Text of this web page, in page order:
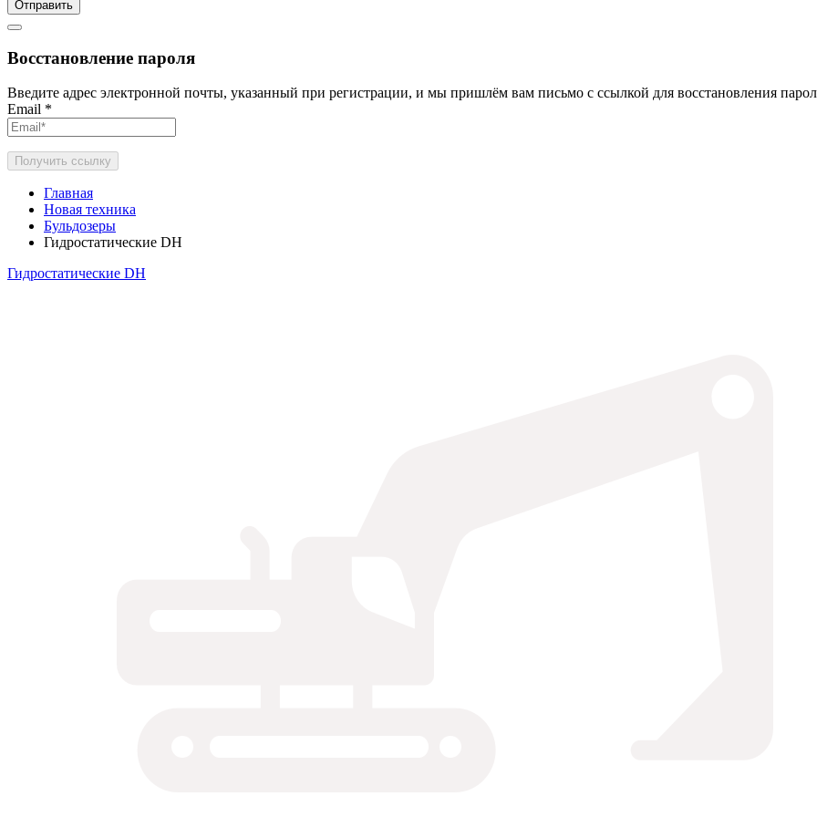
Отправить
Восстановление пароля
Введите адрес электронной почты, указанный при регистрации, и мы пришлём вам письмо с ссылкой для восстановления
Email *
Получить ссылку
Главная
Новая техника
Бульдозеры
Гидростатические DH
Гидростатические DH